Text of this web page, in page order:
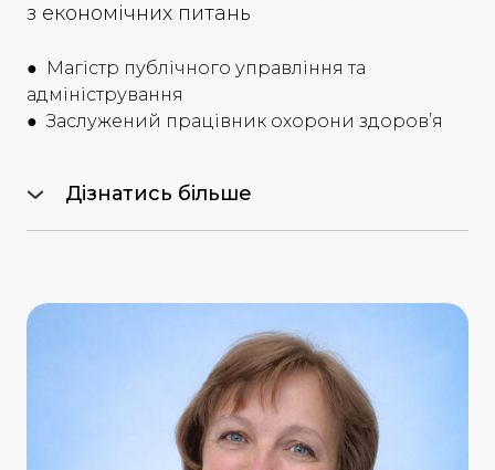
з економічних питань
● Магістр публічного управління та
адміністрування
● Заслужений працівник охорони здоров’я
Дізнатись більше